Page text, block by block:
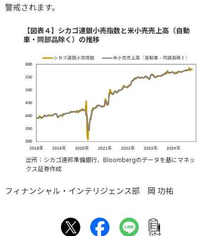
警戒されます。
【図表４】シカゴ連銀小売指数と米小売売上高（自動
車・同部品除く）の推移
出所：シカゴ連邦準備銀行、Bloombergのデータを基にマネッ
クス証券作成
フィナンシャル・インテリジェンス部 岡 功祐
ｱﾝｹｰﾄ